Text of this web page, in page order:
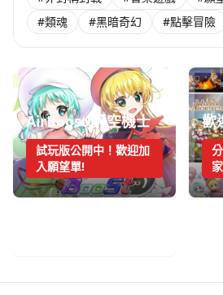
#類魂
#黑暗奇幻 #點擊冒險
AirBoost:天空機士
試玩版公開中！歡迎加
入願望單!
歡